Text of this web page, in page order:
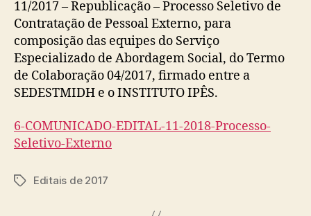
11/2017 – Republicação – Processo Seletivo de
Contratação de Pessoal Externo, para
composição das equipes do Serviço
Especializado de Abordagem Social, do Termo
de Colaboração 04/2017, firmado entre a
SEDESTMIDH e o INSTITUTO IPÊS.
6-COMUNICADO-EDITAL-11-2018-Processo-
Seletivo-Externo
TagsEditais de 2017